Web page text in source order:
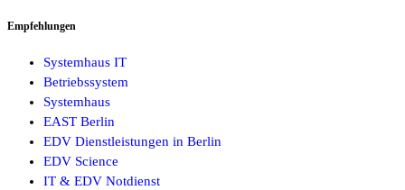
Empfehlungen
Systemhaus IT
Betriebssystem
Systemhaus
EAST Berlin
EDV Dienstleistungen in Berlin
EDV Science
IT & EDV Notdienst